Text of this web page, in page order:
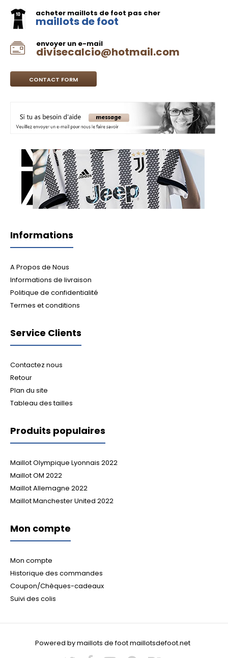
acheter maillots de foot pas cher
maillots de foot
envoyer un e-mail
divisecalcio@hotmail.com
CONTACT FORM
Informations
A Propos de Nous
Informations de livraison
Politique de confidentialité
Termes et conditions
Service Clients
Contactez nous
Retour
Plan du site
Tableau des tailles
Produits populaires
Maillot Olympique Lyonnais 2022
Maillot OM 2022
Maillot Allemagne 2022
Maillot Manchester United 2022
Mon compte
Mon compte
Historique des commandes
Coupon/Chèques-cadeaux
Suivi des colis
Powered by maillots de foot maillotsdefoot.net